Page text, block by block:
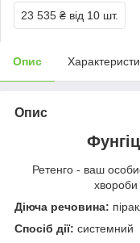
23 535 ₴ від 10 шт.
Опис
Опис
Ретенго - ваш
хвороби
Діюча речовина:
Спосіб дії: системний